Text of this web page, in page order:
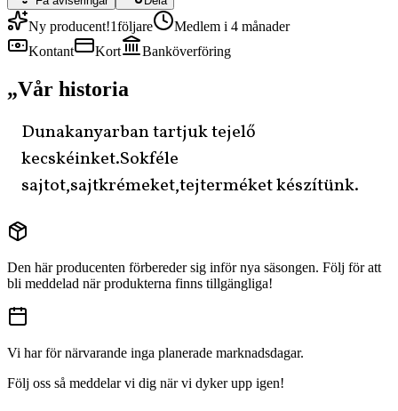
Ny producent!1följare
Medlem i 4 månader
Kontant
Kort Banköverföring
„Vår historia
Dunakanyarban tartjuk tejelő
kecskéinket.Sokféle
sajtot,sajtkrémeket,tejterméket készítünk.
Den här producenten förbereder sig inför nya säsongen. Följ för att
bli meddelad när produkterna finns tillgängliga!
Vi har för närvarande inga planerade marknadsdagar.
Följ oss så meddelar vi dig när vi dyker upp igen!